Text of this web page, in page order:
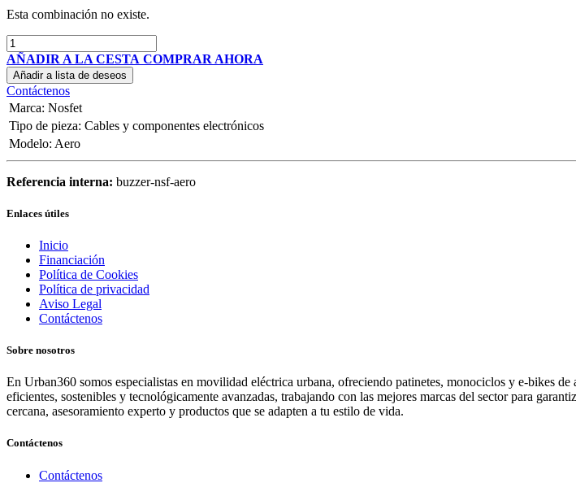
Esta combinación no existe.
AÑADIR A LA CESTA COMPRAR AHORA
Añadir a lista de deseos
Contáctenos
Marca: Nosfet
Tipo de pieza: Cables y componentes electrónicos
Modelo: Aero
Referencia interna: buzzer-nsf-aero
Enlaces útiles
Inicio
Financiación
Política de Cookies
Política de privacidad
Aviso Legal
Contáctenos
Sobre nosotros
En Urban360 somos especialistas en movilidad eléctrica urbana, ofreciendo patinetes, monociclos y e-bikes
eficientes, sostenibles y tecnológicamente avanzadas, trabajando con las mejores marcas del sector para
cercana, asesoramiento experto y productos que se adapten a tu estilo de vida.
Contáctenos
Contáctenos